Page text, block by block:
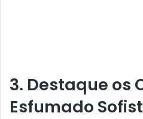
3. Destaque os
Esfumado